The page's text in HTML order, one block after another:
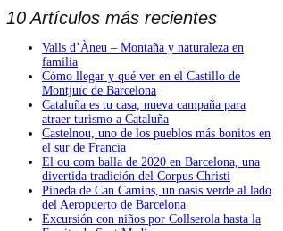
10 Artículos más recientes
Valls d’Àneu – Montaña y naturaleza en
familia
Cómo llegar y qué ver en el Castillo de
Montjuïc de Barcelona
Cataluña es tu casa, nueva campaña para
atraer turismo a Cataluña
Castelnou, uno de los pueblos más bonitos en
el sur de Francia
El ou com balla de 2020 en Barcelona, una
divertida tradición del Corpus Christi
Pineda de Can Camins, un oasis verde al lado
del Aeropuerto de Barcelona
Excursión con niños por Collserola hasta la